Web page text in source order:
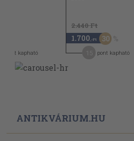
pont kapható
2.440 Ft
1.700 ,-Ft 30
pont kapható
ANTIKVÁRIUM.HU